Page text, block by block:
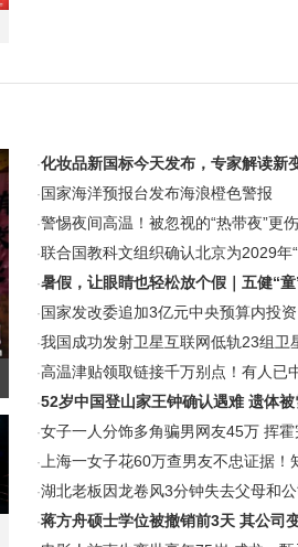
·化妆品新国标今天发布，专家解读新
· 国家海洋预报台发布海浪橙色警报
·警惕夜间高温！被忽视的“热带夜”更
·联合国教科文组织确认北京为2029年
·暑假，让眼睛也轻松放个假｜五健“
· 国家发改委追加3亿元中央预算内投资，支持辽宁吉
·我国成功发射卫星互联网低轨23组卫
·高温津贴领取链接千万别点！有人已
·52岁中国登山家王钟确认遇难 遗体被雪
·女子一人分饰多角骗男网友45万 挥霍完
· 上海一女子花60万查男友不忠证据！知道真相
·湖北老板因龙卷风3分钟失去父母和公司
·蒋方舟硕士学位被撤销前3天 其公司